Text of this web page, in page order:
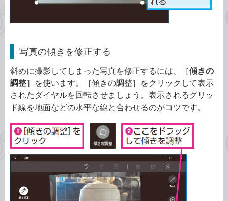
写真の傾きを修正する
斜めに撮影してしまった写真を修正するには、［傾きの
調整］を使います。［傾きの調整］をクリックして表示
されたダイヤルを回転させましょう。表示されるグリッ
ド線を地面などの水平な線と合わせるのがコツです。